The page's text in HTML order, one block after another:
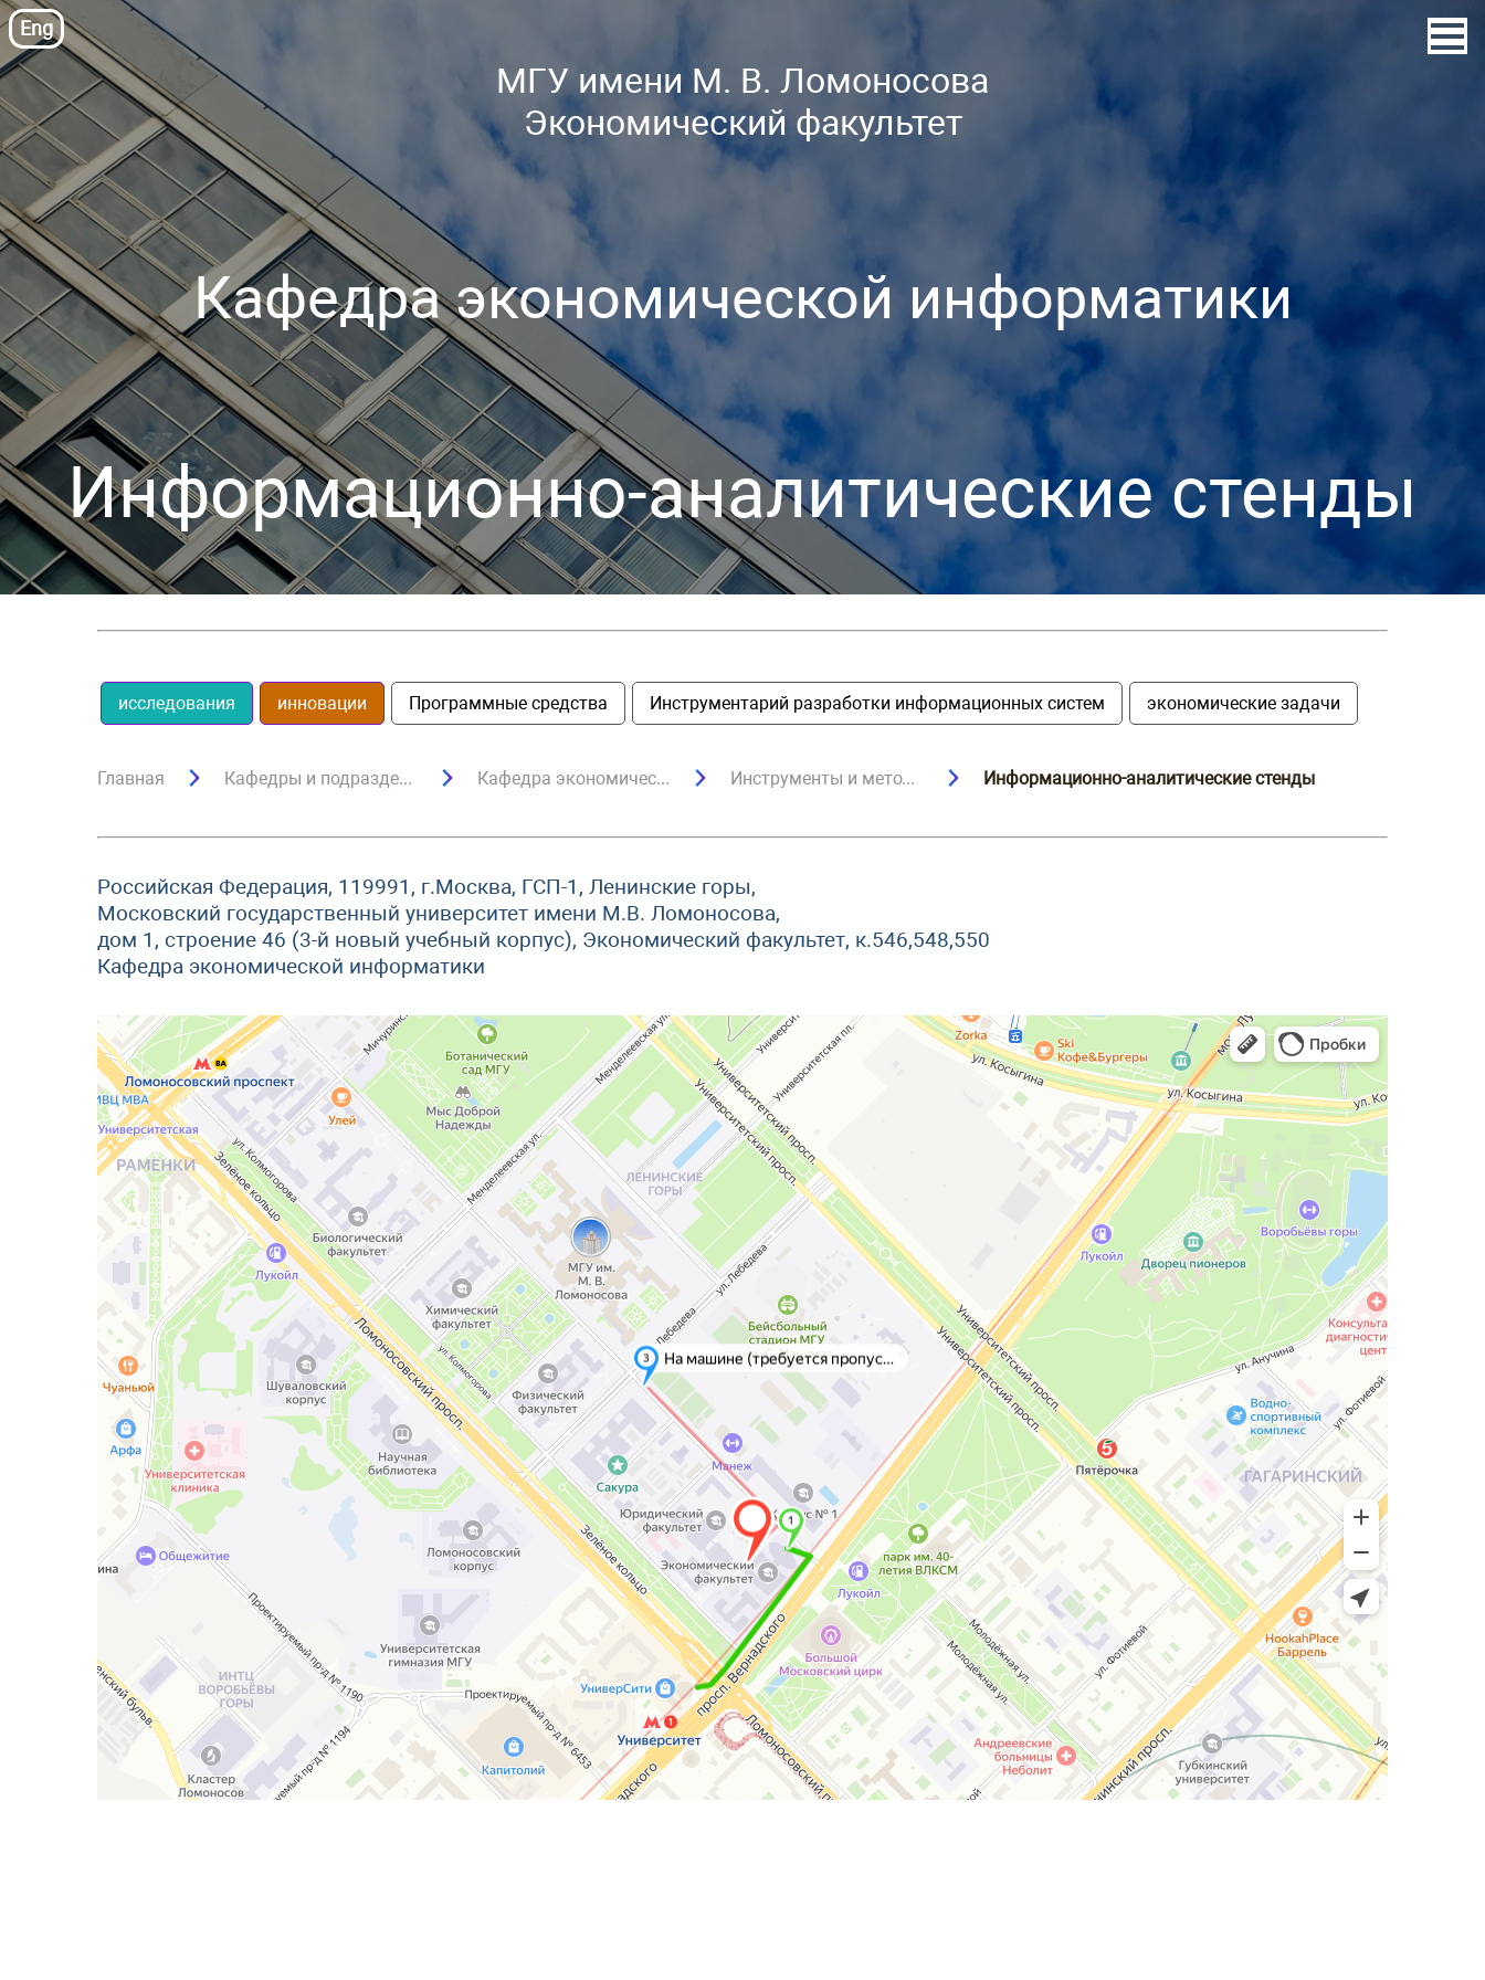
МГУ имени М. В. Ломоносова
Экономический факультет
Кафедра экономической информатики
Информационно-аналитические стенды
Eng
исследования инновации Программные средства Инструментарий разработки информационных систем экономические задачи
Главная Кафедры и подразделения Кафедра экономической информатики Инструменты и методы экономической информатики Информационно-аналитические стенды
Российская Федерация, 119991, г.Москва, ГСП-1, Ленинские горы,
Московский государственный университет имени М.В. Ломоносова,
дом 1, строение 46 (3-й новый учебный корпус), Экономический факультет, к.546,548,550
Кафедра экономической информатики